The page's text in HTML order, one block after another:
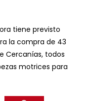
tiene previsto
la compra de 43
Cercanías, todos
motrices para